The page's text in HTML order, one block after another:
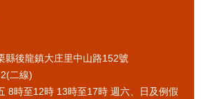
縣後龍鎮大庄里中山路152號
二線)
8時至12時 13時至17時 週六、日及例假